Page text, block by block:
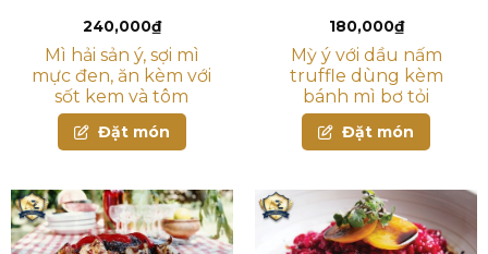
240,000₫
Mì hải sản ý, sợi mì
mực đen, ăn kèm với
sốt kem và tôm
Đặt món
180,000₫
Mỳ ý với dầu nấm
truffle dùng kèm
bánh mì bơ tỏi
Đặt món